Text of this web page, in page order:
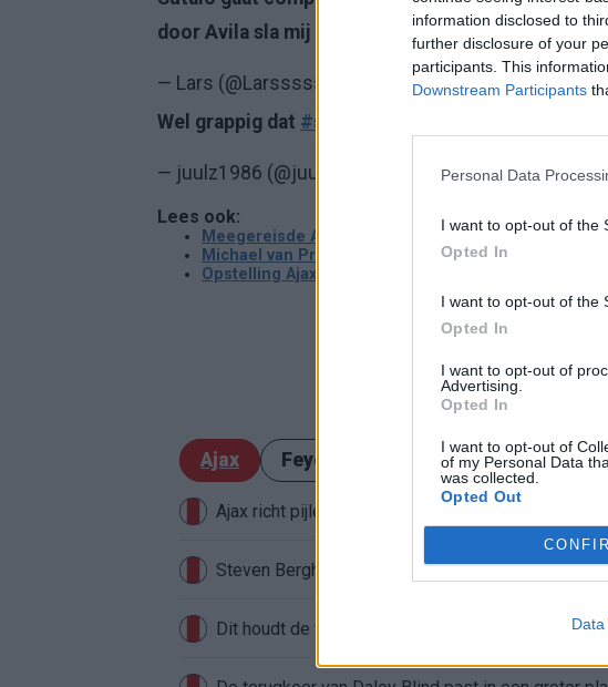
information disclosed to
further disclosure of your
participants. This
Downstream Participants
Personal Data
I want to opt-out of the
Opted In
I want to opt-out of the
Opted In
I want to opt-out of
Advertising.
Opted In
I want to opt-out of
of my Personal Data
was collected.
Opted Out
door Avila sla mij maar neer
#rkcaja
— Lars (@Larssssss_)
September 30, 2023
Wel grappig dat #steviewonder
— juulz1986 (@juulz1986) September 30, 2023
Lees ook:
Meegereisde Ajax-fans komen met statement
Michael van Praag clasht met Valentijn Driessen:
Opstelling Ajax: Steijn heeft verrassing in petto tegen
Ajax Feyenoord PSV
Ajax richt pijlen op Marokkaanse WK-sensatie
Steven Berghuis zorgt voor ophef na harde tackle
Dit houdt de transfer van Marc-André ter Stegen